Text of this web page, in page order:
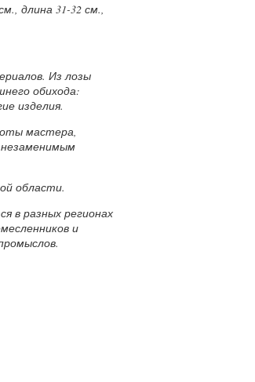
длина 31-32 см.,
Из лозы
обихода:
изделия.
мастера,
области.
в разных регионах
и